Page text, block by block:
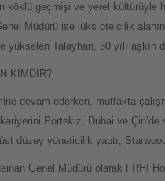
köklü geçmişi ve yerel kültürüyle
Müdürü ise lüks otelcilik
yükselen Talayhan, 30 yılı aşkın
KİMDİR?
devam ederken, mutfakta
Portekiz, Dubai ve
düzey yöneticilik yaptı;
Genel Müdürü olarak FRHI